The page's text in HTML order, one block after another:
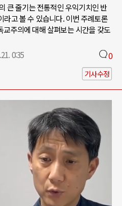
큰 줄기는 전통적인 우익기치인 반
고 볼 수 있습니다. 이번 주례토론
주의에 대해 살펴보는 시간을 갖도
0:35 0
기사수정